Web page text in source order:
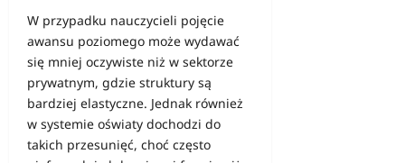
W przypadku nauczycieli pojęcie
awansu poziomego może wydawać
się mniej oczywiste niż w sektorze
prywatnym, gdzie struktury są
bardziej elastyczne. Jednak również
w systemie oświaty dochodzi do
takich przesunięć, choć często